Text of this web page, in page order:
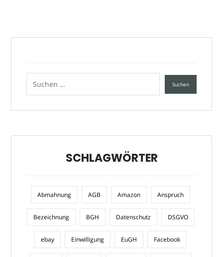
SCHLAGWÖRTER
Abmahnung AGB Amazon Anspruch
Bezeichnung BGH Datenschutz DSGVO
ebay Einwilligung EuGH Facebook